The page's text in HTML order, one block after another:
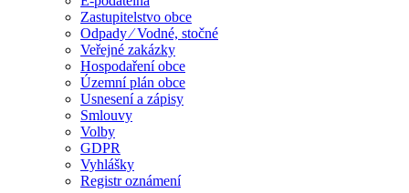
Zastupitelstvo obce
Odpady ⁄ Vodné, stočné
Veřejné zakázky
Hospodaření obce
Územní plán obce
Usnesení a zápisy
Smlouvy
Volby
GDPR
Vyhlášky
Registr oznámení